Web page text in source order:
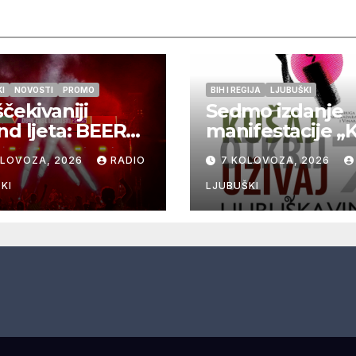
NOVOSTI PROMO
ljeta: BEER
Ljubuški 8. i
2026 RADIO
BIH I REGIJA LJUBUŠKI
Sedmo izdanje
manifestacije
ljubuška vina“
donosi
vina,
glazbu
7 KOLOVOZA, 2026
LJUBUŠKI